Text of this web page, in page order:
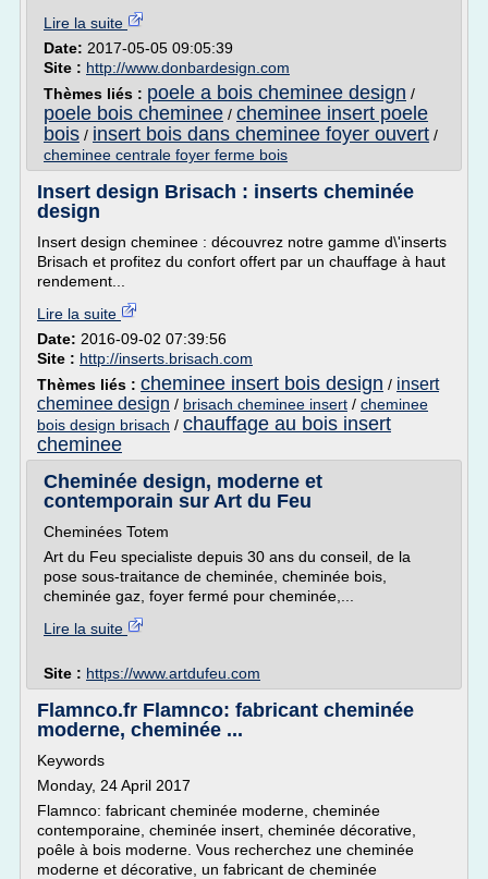
Lire la suite
Date: 2017-05-05 09:05:39
Site : http://www.donbardesign.com
Thèmes liés : poele a bois cheminee design /
poele bois cheminee / cheminee insert poele
bois / insert bois dans cheminee foyer ouvert /
cheminee centrale foyer ferme bois
Insert design Brisach : inserts cheminée
design
Insert design cheminee : découvrez notre gamme d\'inserts
Brisach et profitez du confort offert par un chauffage à haut
rendement...
Lire la suite
Date: 2016-09-02 07:39:56
Site : http://inserts.brisach.com
Thèmes liés : cheminee insert bois design / insert
cheminee design / brisach cheminee insert / cheminee
bois design brisach / chauffage au bois insert
cheminee
Cheminée design, moderne et
contemporain sur Art du Feu
Cheminées Totem
Art du Feu specialiste depuis 30 ans du conseil, de la
pose sous-traitance de cheminée, cheminée bois,
cheminée gaz, foyer fermé pour cheminée,...
Lire la suite
Site : https://www.artdufeu.com
Flamnco.fr Flamnco: fabricant cheminée
moderne, cheminée ...
Keywords
Monday, 24 April 2017
Flamnco: fabricant cheminée moderne, cheminée
contemporaine, cheminée insert, cheminée décorative,
poêle à bois moderne. Vous recherchez une cheminée
moderne et décorative, un fabricant de cheminée